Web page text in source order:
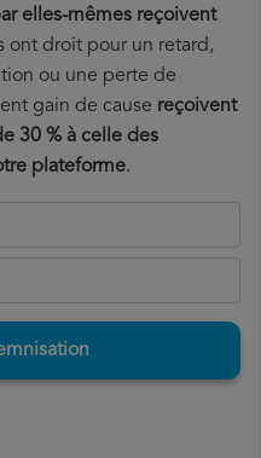
elles-mêmes reçoivent
ont droit pour un retard,
ou une perte de
gain de cause reçoivent
30 % à celle des
plateforme.